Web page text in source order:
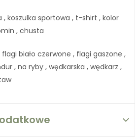
, koszulka sportowa , t-shirt , kolor
, chusta
biało czerwone , flagi gaszone ,
, na ryby , wędkarska , wędkarz ,